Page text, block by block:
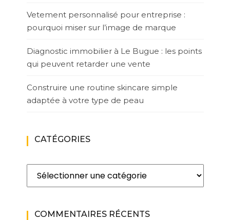
Vetement personnalisé pour entreprise :
pourquoi miser sur l’image de marque
Diagnostic immobilier à Le Bugue : les points
qui peuvent retarder une vente
Construire une routine skincare simple
adaptée à votre type de peau
CATÉGORIES
Catégories
COMMENTAIRES RÉCENTS